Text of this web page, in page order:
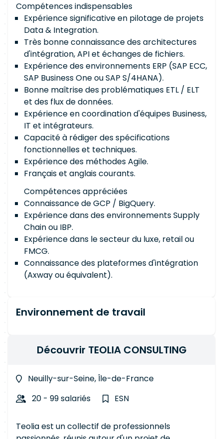
Compétences indispensables
Expérience significative en pilotage de projets
Data & Integration.
Très bonne connaissance des architectures
d'intégration, API et échanges de fichiers.
Expérience des environnements ERP (SAP ECC,
SAP Business One ou SAP S/4HANA).
Bonne maîtrise des problématiques ETL / ELT
et des flux de données.
Expérience en coordination d'équipes Business,
IT et intégrateurs.
Capacité à rédiger des spécifications
fonctionnelles et techniques.
Expérience des méthodes Agile.
Français et anglais courants.
Compétences appréciées
Connaissance de GCP / BigQuery.
Expérience dans des environnements Supply
Chain ou IBP.
Expérience dans le secteur du luxe, retail ou
FMCG.
Connaissance des plateformes d'intégration
(Axway ou équivalent).
Environnement de travail
Découvrir TEOLIA CONSULTING
Neuilly-sur-Seine, Île-de-France
20 - 99 salariés
ESN
Teolia est un collectif de professionnels